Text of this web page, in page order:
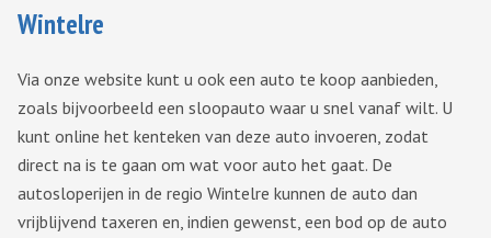
Wintelre
Via onze website kunt u ook een auto te koop aanbieden,
zoals bijvoorbeeld een sloopauto waar u snel vanaf wilt. U
kunt online het kenteken van deze auto invoeren, zodat
direct na is te gaan om wat voor auto het gaat. De
autosloperijen in de regio Wintelre kunnen de auto dan
vrijblijvend taxeren en, indien gewenst, een bod op de auto